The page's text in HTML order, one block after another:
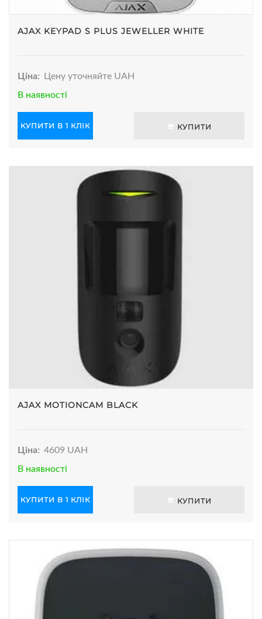
AJAX KEYPAD S PLUS JEWELLER WHITE
Ціна:
Цену уточняйте UAH
В наявності
КУПИТИ В 1 КЛІК КУПИТИ
AJAX MOTIONCAM BLACK
Ціна: 4609 UAH
В наявності
КУПИТИ В 1 КЛІК КУПИТИ